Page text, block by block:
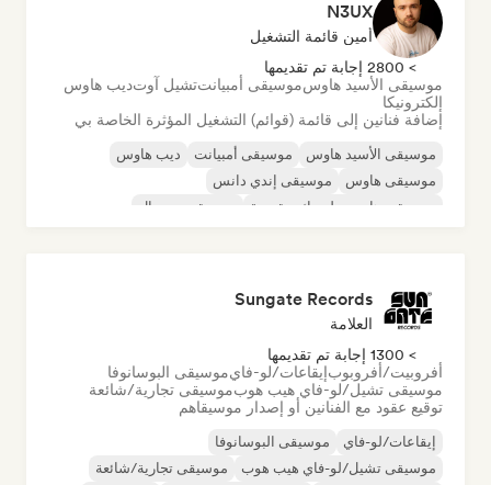
N3UX
أمين قائمة التشغيل
> 2800 إجابة تم تقديمها
موسيقى الأسيد هاوسموسيقى أمبيانتتشيل آوتديب هاوس
إلكترونيكا
إضافة فنانين إلى قائمة (قوائم) التشغيل المؤثرة الخاصة بي
موسيقى الأسيد هاوس موسيقى أمبيانت
ديب هاوس
موسيقى هاوس
موسيقى إندي دانس
موسيقى هاوس ملوديك وتقدمية
موسيقى مينيمال
Sungate Records
العلامة
> 1300 إجابة تم تقديمها
أفروبيت/أفروبوبإيقاعات/لو-فايموسيقى البوسانوفا
موسيقى تشيل/لو-فاي هيب هوبموسيقى تجارية/شائعة
توقيع عقود مع الفنانين أو إصدار موسيقاهم
إيقاعات/لو-فاي
موسيقى البوسانوفا
موسيقى تشيل/لو-فاي هيب هوب
موسيقى تجارية/شائعة